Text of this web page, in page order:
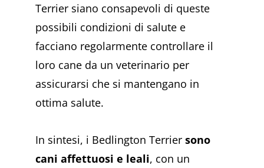
Terrier siano consapevoli di queste
possibili condizioni di salute e
facciano regolarmente controllare il
loro cane da un veterinario per
assicurarsi che si mantengano in
ottima salute.
In sintesi, i Bedlington Terrier sono
cani affettuosi e leali, con un